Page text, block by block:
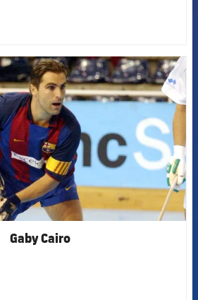
FCB Barcelona badge
Gaby Cairo